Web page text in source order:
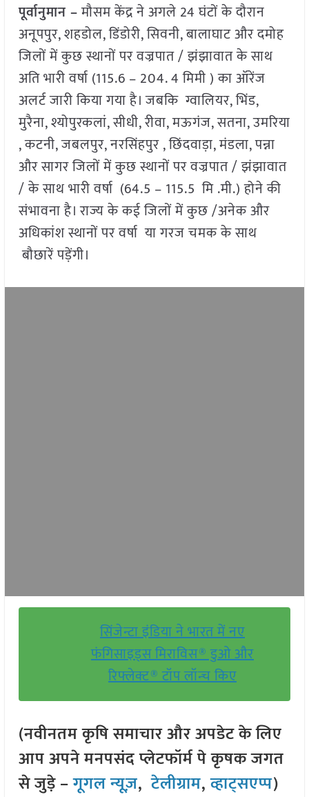
पूर्वानुमान –मौसम केंद्र ने अगले 24 घंटों के दौरान
अनूपपुर, शहडोल, डिंडोरी, सिवनी, बालाघाट और दमोह
जिलों में कुछ स्थानों पर वज्रपात / झंझावात के साथ
अति भारी वर्षा (115.6 – 204. 4 मिमी ) का ऑरेंज
अलर्ट जारी किया गया है। जबकि ग्वालियर, भिंड,
मुरैना, श्योपुरकलां, सीधी, रीवा, मऊगंज, सतना, उमरिया
, कटनी, जबलपुर, नरसिंहपुर , छिंदवाड़ा, मंडला, पन्ना
और सागर जिलों में कुछ स्थानों पर वज्रपात / झंझावात
/ के साथ भारी वर्षा (64.5 – 115.5 मि .मी.) होने की
संभावना है। राज्य के कई जिलों में कुछ /अनेक और
अधिकांश स्थानों पर वर्षा या गरज चमक के साथ
बौछारें पड़ेंगी।
सिंजेन्टा इंडिया ने भारत में नए
फंगिसाइड्स मिराविस® डुओ और
रिफ्लेक्ट® टॉप लॉन्च किए
(नवीनतम कृषि समाचार और अपडेट के लिए
आप अपने मनपसंद प्लेटफॉर्म पे कृषक जगत
से जुड़े –गूगल न्यूज़,टेलीग्राम,व्हाट्सएप्प)